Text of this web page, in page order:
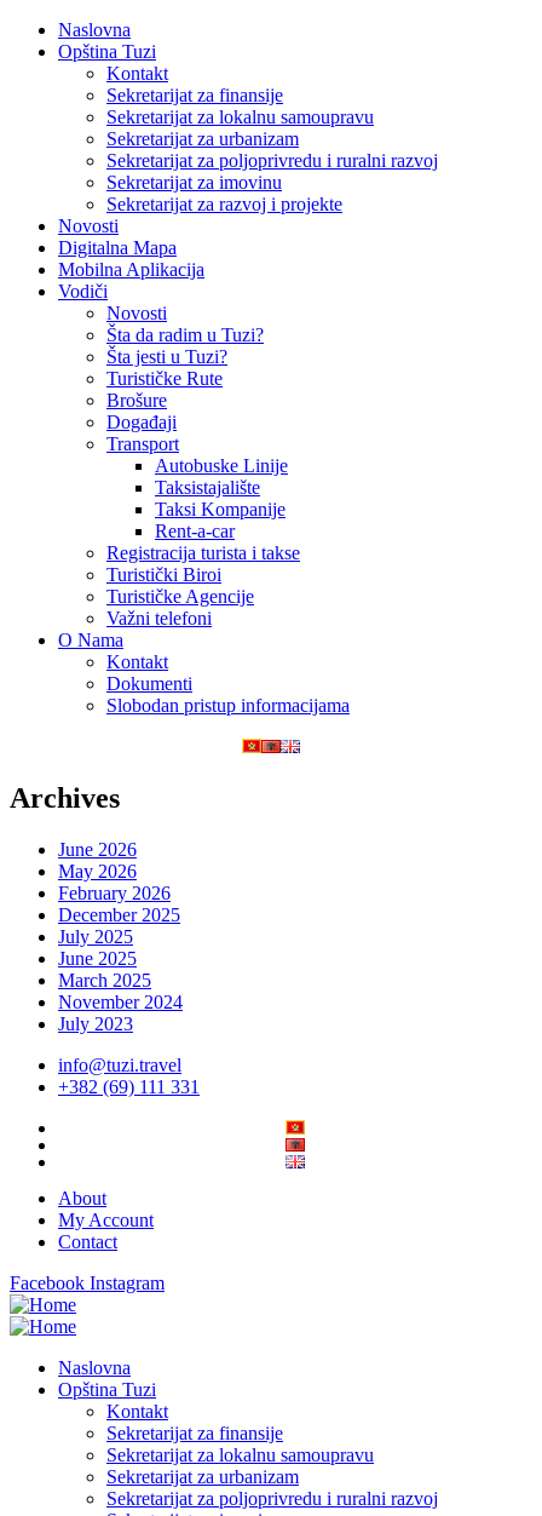
Naslovna
Opština Tuzi
Kontakt
Sekretarijat za finansije
Sekretarijat za lokalnu samoupravu
Sekretarijat za urbanizam
Sekretarijat za poljoprivredu i ruralni razvoj
Sekretarijat za imovinu
Sekretarijat za razvoj i projekte
Novosti
Digitalna Mapa
Mobilna Aplikacija
Vodiči
Novosti
Šta da radim u Tuzi?
Šta jesti u Tuzi?
Turističke Rute
Brošure
Događaji
Transport
Autobuske Linije
Taksistajalište
Taksi Kompanije
Rent-a-car
Registracija turista i takse
Turistički Biroi
Turističke Agencije
Važni telefoni
O Nama
Kontakt
Dokumenti
Slobodan pristup informacijama
Archives
June 2026
May 2026
February 2026
December 2025
July 2025
June 2025
March 2025
November 2024
July 2023
info@tuzi.travel
+382 (69) 111 331
About
My Account
Contact
Facebook Instagram
Naslovna
Opština Tuzi
Kontakt
Sekretarijat za finansije
Sekretarijat za lokalnu samoupravu
Sekretarijat za urbanizam
Sekretarijat za poljoprivredu i ruralni razvoj